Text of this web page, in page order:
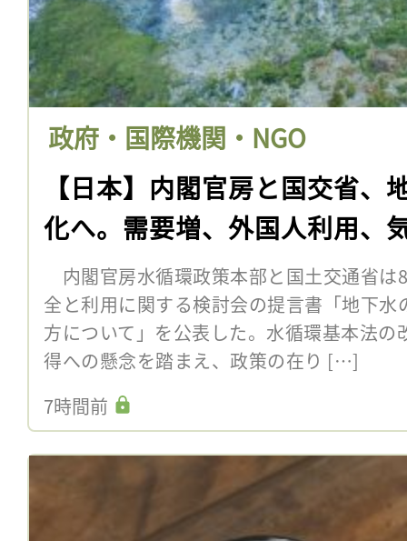
政府・国際機関・NGO
【日本】内閣官房と国交省、
化へ。需要増、外国人利用、
内閣官房水循環政策本部と国土交通省は
全と利用に関する検討会の提言書「地下
方について」を公表した。水循環基本法の
得への懸念を踏まえ、政策の在り […]
7時間前